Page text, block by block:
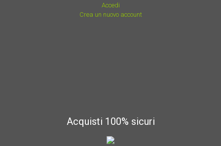
Accedi
Crea un nuovo account
Acquisti 100% sicuri